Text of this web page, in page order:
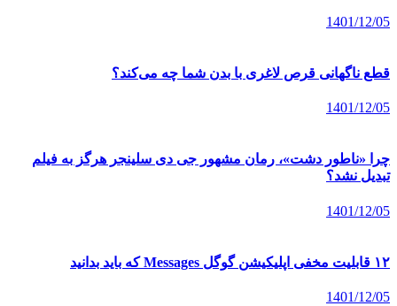
1401/12/05
قطع ناگهانی قرص لاغری با بدن شما چه می‌کند؟
1401/12/05
چرا «ناطور دشت»، رمان مشهور جی دی سلینجر هرگز به فیلم
تبدیل نشد؟
1401/12/05
۱۲ قابلیت مخفی اپلیکیشن گوگل Messages که باید بدانید
1401/12/05